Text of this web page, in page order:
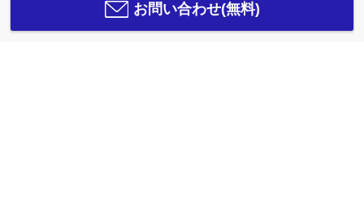
お問い合わせ(無料)